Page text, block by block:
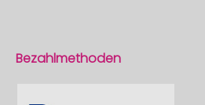
Bezahlmethoden